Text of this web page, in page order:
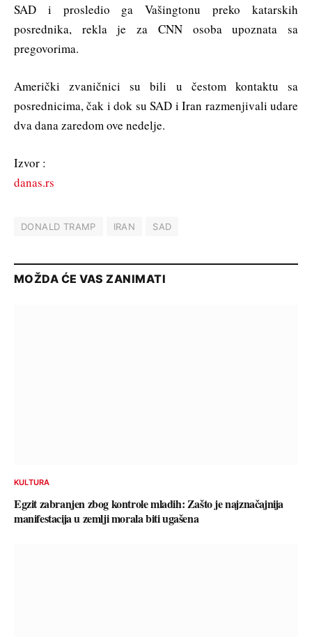
SAD i prosledio ga Vašingtonu preko katarskih
posrednika, rekla je za CNN osoba upoznata sa
pregovorima.
Američki zvaničnici su bili u čestom kontaktu sa
posrednicima, čak i dok su SAD i Iran razmenjivali udare
dva dana zaredom ove nedelje.
Izvor :
danas.rs
DONALD TRAMP IRAN SAD
MOŽDA ĆE VAS ZANIMATI
KULTURA
Egzit zabranjen zbog kontrole mladih: Zašto je najznačajnija
manifestacija u zemlji morala biti ugašena